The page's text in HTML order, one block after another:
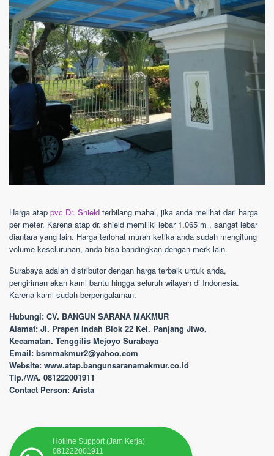
Harga atap pvc Dr. Shield terbilang mahal, jika anda melihat dari harga
per meter. Karena atap dr. shield memiliki lebar 1.065 m , sangat lebar
diantara yang lain. Harga terlohat murah ketika anda sudah mengitung
volume keseluruhan, anda bisa bandingkan dengan merk lain.
Surabaya adalah distributor dengan harga terbaik untuk anda,
pengiriman akan kami bantu hingga seluruh wilayah di Indonesia.
Karena kami sudah berpengalaman.
Hubungi: CV. BANGUN SARANA MAKMUR
Alamat: Jl. Prapen Indah Blok 22 Kel. Panjang Jiwo,
Kecamatan. Tenggilis Mejoyo Surabaya
Email: bsmmakmur2@yahoo.com
Website: www.atap.bangunsaranamakmur.co.id
Tlp./WA. 081222001911
Contact Person: Arista
Hotline Support (Jam Kerja)
081222001911